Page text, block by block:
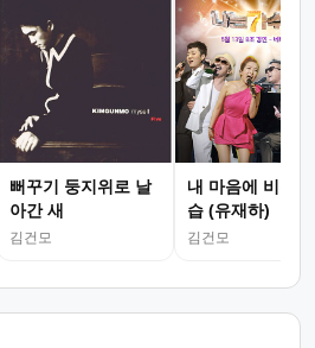
뻐꾸기 둥지위로 날
아간 새
김건모
내 마음에 비친
습 (유재하)
김건모